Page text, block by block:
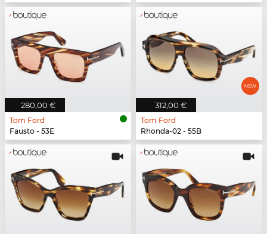
280,00 €
Tom Ford
Fausto - 53E
312,00 €
Tom Ford
Rhonda-02 - 55B